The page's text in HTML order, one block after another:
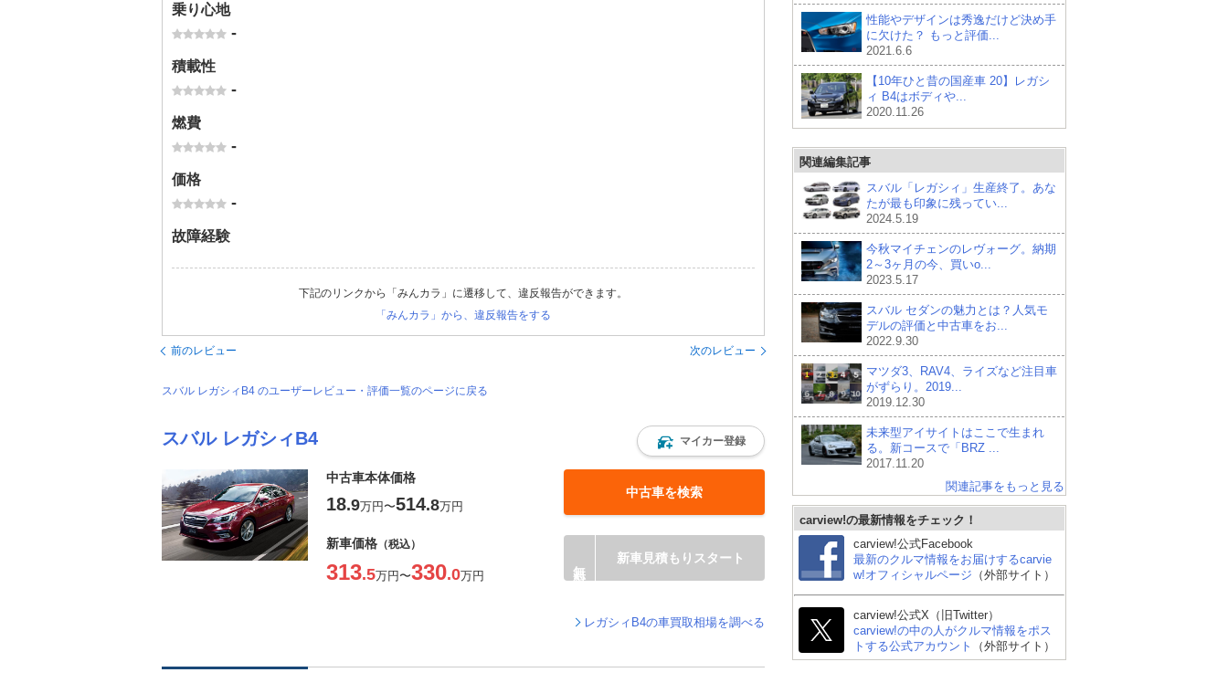
乗り心地
-
積載性
-
燃費
-
価格
-
故障経験
下記のリンクから「みんカラ」に遷移して、違反報告ができます。
「みんカラ」から、違反報告をする
前のレビュー 次のレビュー
スバル レガシィB4 のユーザーレビュー・評価一覧のページに戻る
スバル レガシィB4 マイカー登録
中古車本体価格
18.9万円〜514.8万円
中古車を検索
新車価格 （税込）
313.5万円〜330.0万円
新車見積もりスタート
レガシィB4の車買取相場を調べる
性能やデザインは秀逸だけど決め手
に欠けた？ もっと評価...
2021.6.6
【10年ひと昔の国産車 20】レガシ
ィ B4はボディや...
2020.11.26
関連編集記事
スバル「レガシィ」生産終了。あな
たが最も印象に残ってい...
2024.5.19
今秋マイチェンのレヴォーグ。納期
2～3ヶ月の今、買いo...
2023.5.17
スバル セダンの魅力とは？人気モ
デルの評価と中古車をお...
2022.9.30
マツダ3、RAV4、ライズなど注目車
がずらり。2019...
2019.12.30
未来型アイサイトはここで生まれ
る。新コースで「BRZ ...
2017.11.20
関連記事をもっと見る
carview!の最新情報をチェック！
carview!公式Facebook
最新のクルマ情報をお届けするcarvie
w!オフィシャルページ （外部サイト）
carview!公式X（旧Twitter）
carview!の中の人がクルマ情報をポス
トする公式アカウント
（外部サイト）